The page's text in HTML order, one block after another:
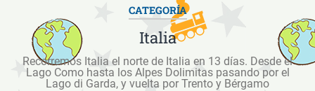
CATEGORÍA
Italia
Recorremos Italia el norte de Italia en 13 días. Desde el
Lago Como hasta los Alpes Dolimitas pasando por el
Lago di Garda, y vuelta por Trento y Bérgamo